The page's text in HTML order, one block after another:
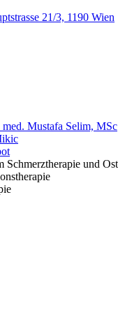
21/3, 1190 Wien
Mustafa Selim, MSc